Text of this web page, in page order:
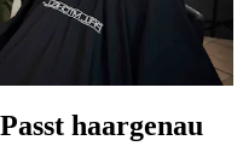
haargenau